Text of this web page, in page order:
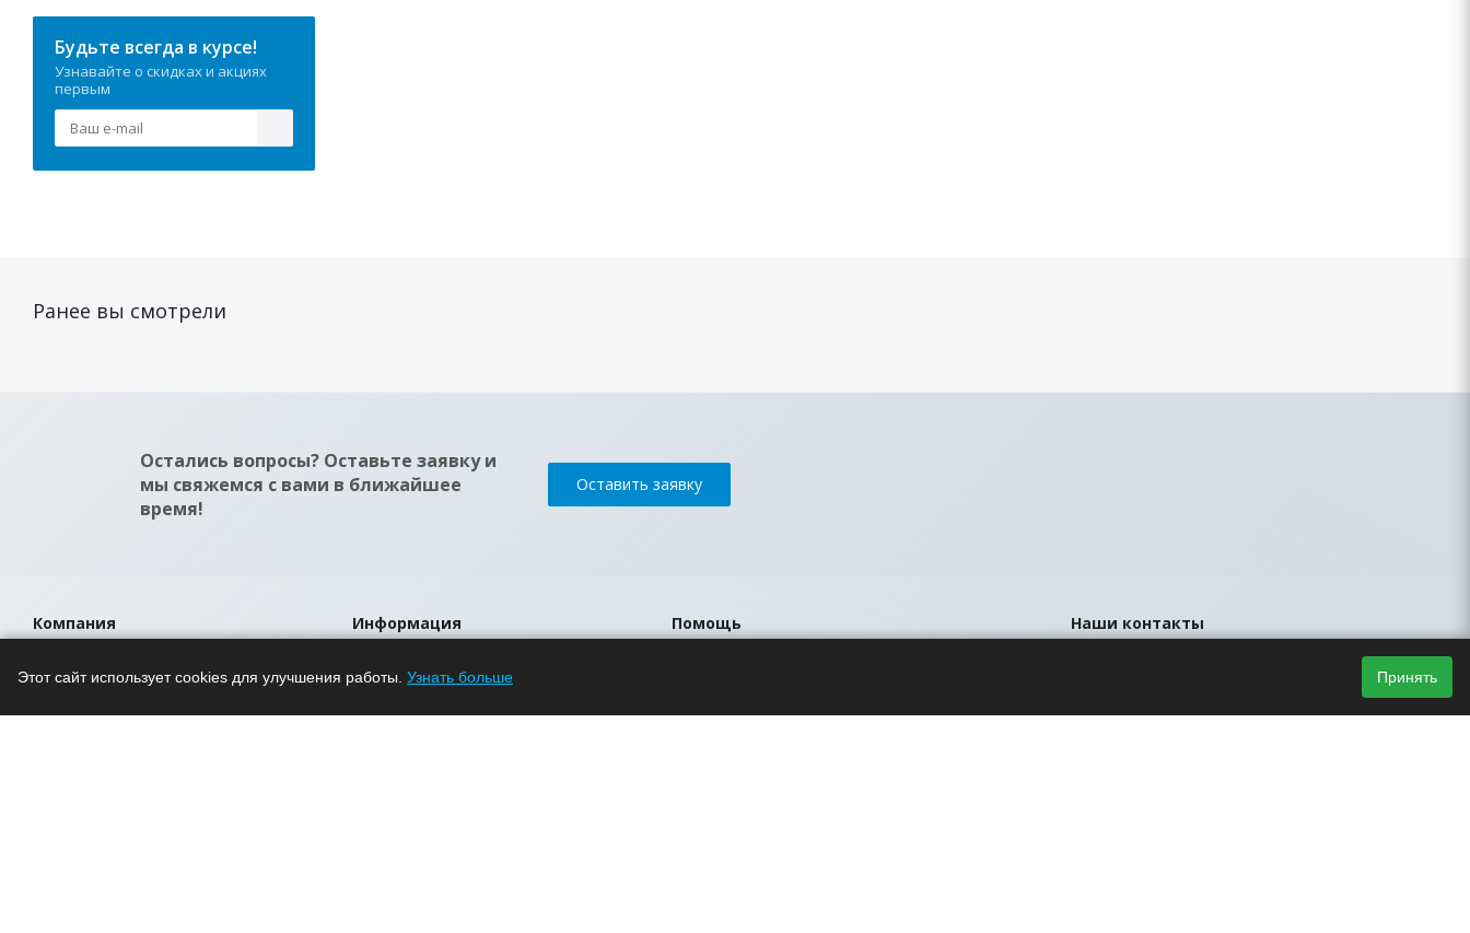
Будьте всегда в курсе!
Узнавайте о скидках и акциях
первым
Ранее вы смотрели
Остались вопросы? Оставьте заявку и
мы свяжемся с вами в ближайшее
время!
Оставить заявку
Компания
О компании
Информация
Помощь
Помощь Наши контакты
sales@led-portal.ru
Этот сайт использует cookies для улучшения работы. Узнать больше Принять